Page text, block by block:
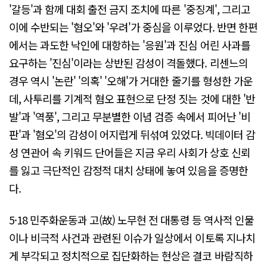
'갈등'과 함께 대회 출전 금지 조치에 따른 '중징계', 그리고
이에 수반되는 '혐오'와 '우려'가 중심을 이루었다. 반면 한편
에서는 과도한 낙인에 대항하는 '응원'과 진심 어린 사과를
요구하는 '진심'이라는 상반된 감성이 격돌했다. 리센느의
경우 역시 '논란' '의혹' '오해'가 거대한 줄기를 형성한 가운
데, 사투리를 기계적 혐오 표현으로 단정 짓는 것에 대한 '반
발'과 '역풍', 그리고 무분별한 이념 검증 속에서 피어난 '비
판'과 '혐오'의 감성이 어지럽게 뒤섞여 있었다. 빅데이터 감
성 연관어 속 키워드 단어들은 지금 우리 사회가 상호 신뢰
를 잃고 극단적인 감정적 대치 상태에 놓여 있음을 증명한
다.
5·18 민주화운동과 고(故) 노무현 전 대통령 등 역사적 인물
이나 비극적 사건과 관련된 이슈가 일상에서 이토록 지나치
게 부각되고 정치적으로 집단화하는 현상은 결코 바람직하